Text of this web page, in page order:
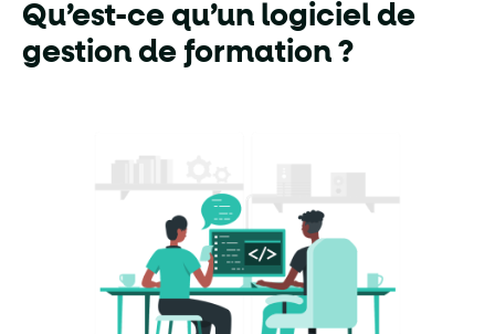
Qu’est-ce qu’un logiciel de
gestion de formation ?